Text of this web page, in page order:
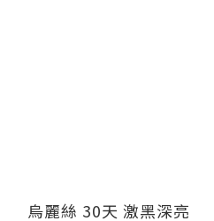
烏麗絲 30天 激黑深亮